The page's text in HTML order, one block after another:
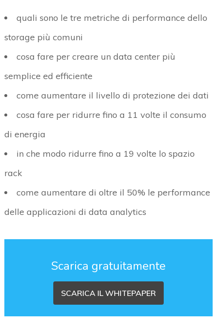
quali sono le tre metriche di performance dello
storage più comuni
cosa fare per creare un data center più
semplice ed efficiente
come aumentare il livello di protezione dei dati
cosa fare per ridurre fino a 11 volte il consumo
di energia
in che modo ridurre fino a 19 volte lo spazio
rack
come aumentare di oltre il 50% le performance
delle applicazioni di data analytics
Scarica gratuitamente
SCARICA IL WHITEPAPER